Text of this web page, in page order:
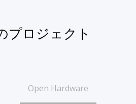
プロジェクト
Open Hardware